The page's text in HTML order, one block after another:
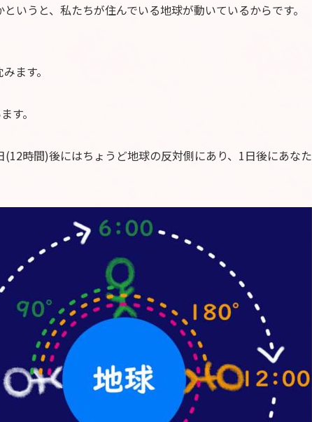
いうと、私たちが住んでいる地球が動いているからです。
ます。
す。
時間)後にはちょうど地球の反対側にあり、1日後にあなた